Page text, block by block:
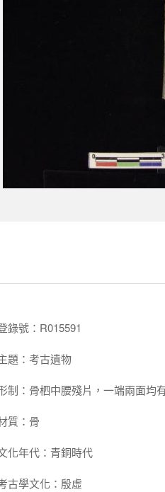
錄號：R015591
題：考古遺物
制：骨柶中腰殘片，一端兩面均
質：骨
化年代：青銅時代
古學文化：殷虛